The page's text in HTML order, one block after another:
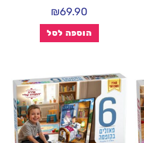
₪69.90
הוספה לסל